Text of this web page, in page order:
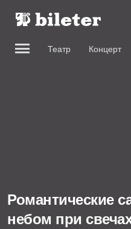
Театр Концерт
Романтические
небом при